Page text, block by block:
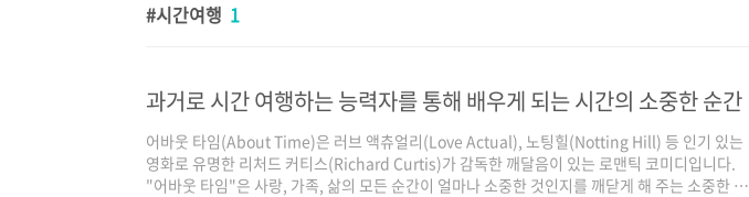
시간여행 1
과거로 시간 여행하는 능력자를 통해 배우게 되는 시간의 소중한 순간
어바웃 타임(About Time)은 러브 액츄얼리(Love Actual), 노팅힐(Notting Hill) 등 인기 있는
영화로 유명한 리처드 커티스(Richard Curtis)가 감독한 깨달음이 있는 로맨틱 코미디입니다.
"어바웃 타임"은 사랑, 가족, 삶의 모든 순간이 얼마나 소중한 것인지를 깨닫게 해 주는 소중한 영